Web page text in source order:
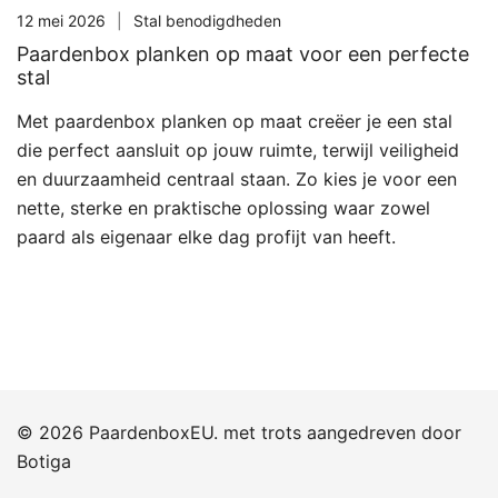
12 mei 2026 Stal benodigdheden
Paardenbox planken op maat voor een perfecte
stal
Met paardenbox planken op maat creëer je een stal
die perfect aansluit op jouw ruimte, terwijl veiligheid
en duurzaamheid centraal staan. Zo kies je voor een
nette, sterke en praktische oplossing waar zowel
paard als eigenaar elke dag profijt van heeft.
© 2026 PaardenboxEU. met trots aangedreven door
Botiga